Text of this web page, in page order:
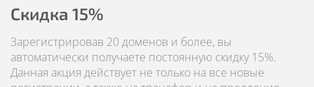
Скидка 15%
Зарегистрировав 20 доменов и более, вы
автоматически получаете постоянную скидку 15%.
Данная акция действует не только на все новые